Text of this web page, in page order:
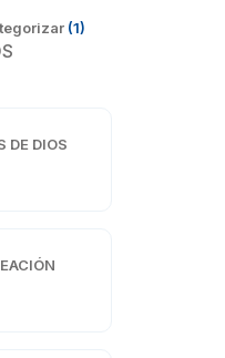
(1)
DE DIOS